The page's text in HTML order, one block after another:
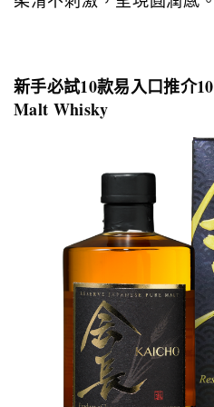
新手必試10款易入口推介10
Malt Whisky